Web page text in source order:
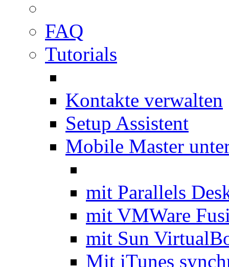
FAQ
Tutorials
Kontakte verwalten
Setup Assistent
Mobile Master
mit Parallels
mit VMWare
mit Sun
Mit iTunes